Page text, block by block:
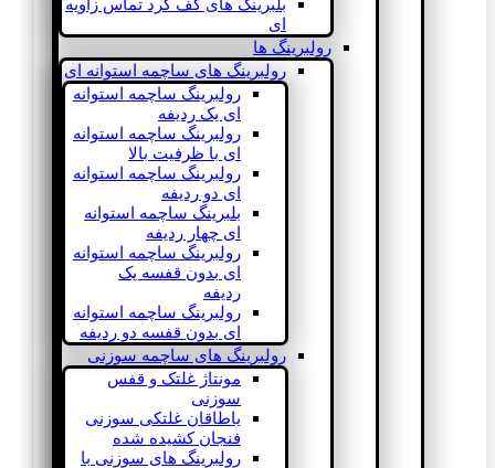
بلبرینگ های کف گرد تماس زاویه
ای
رولبرینگ ها
رولبرینگ های ساچمه استوانه ای
رولبرینگ ساچمه استوانه
ای یک ردیفه
رولبرینگ ساچمه استوانه
ای با ظرفیت بالا
رولبرینگ ساچمه استوانه
ای دو ردیفه
بلبرینگ ساچمه استوانه
ای چهار ردیفه
رولبرینگ ساچمه استوانه
ای بدون قفسه یک
ردیفه
رولبرینگ ساچمه استوانه
ای بدون قفسه دو ردیفه
رولبرینگ های ساچمه سوزنی
مونتاژ غلتک و قفس
سوزنی
یاطاقان غلتکی سوزنی
فنجان کشیده شده
رولبرینگ های سوزنی با